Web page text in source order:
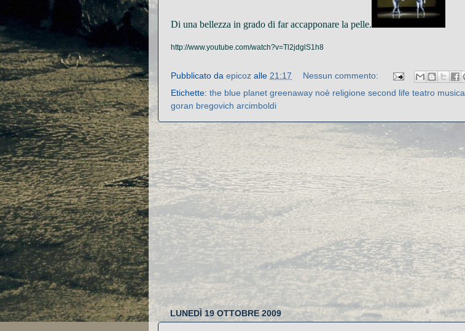
Di una bellezza in grado di far accapponare la pelle.
http://www.youtube.com/watch?v=Tl2jdglS1h8
Pubblicato da epicoz alle 21:17
Nessun commento:
Etichette: the blue planet greenaway noè religione second life teatro musica
goran bregovich arcimboldi
LUNEDÌ 19 OTTOBRE 2009